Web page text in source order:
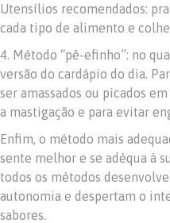
Utensílios recomendados:
cada tipo de alimento e
4. Método “pê-efinho”: no
versão do cardápio do dia.
ser amassados ou picados
a mastigação e para evitar
Enfim, o método mais
sente melhor e se adéqua à
todos os métodos
autonomia e despertam o
sabores.